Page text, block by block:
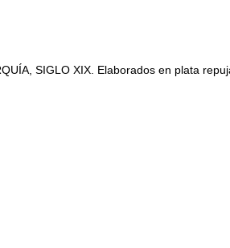
SIGLO XIX. Elaborados en plata